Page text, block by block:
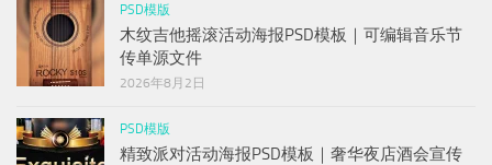
PSD模版
木纹吉他摇滚活动海报PSD模板｜可编辑音乐节
传单源文件
2026年8月2日
PSD模版
精致派对活动海报PSD模板｜奢华夜店酒会宣传